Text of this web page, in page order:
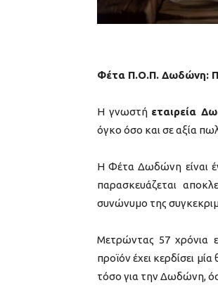
Φέτα Π.Ο.Π. Δωδώνη:
Η γνωστή εταιρεία
όγκο όσο και σε αξία
Η Φέτα Δωδώνη είναι
παρασκευάζεται
συνώνυμο της
Μετρώντας 57 χρόνια
προϊόν έχει κερδίσει
τόσο για την Δωδώνη,